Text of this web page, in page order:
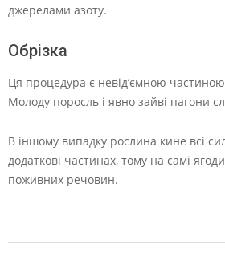
джерелами азоту.
Обрізка
Ця процедура є невід’ємною
Молоду поросль і явно зайві пагони
В іншому випадку рослина кине всі
додаткові частинах, тому на самі
поживних речовин.